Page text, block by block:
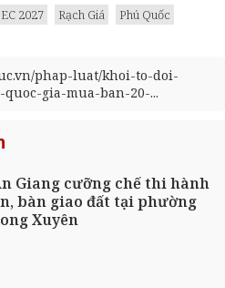
2027 Rạch Giá
Phú Quốc
phap-luat/khoi-to-doi-
gia-mua-ban-20-...
Giang cưỡng chế thi hành
bàn giao đất tại phường
Xuyên